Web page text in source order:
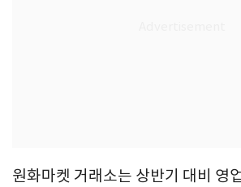
원화마켓 거래소는 상반기 대비 영